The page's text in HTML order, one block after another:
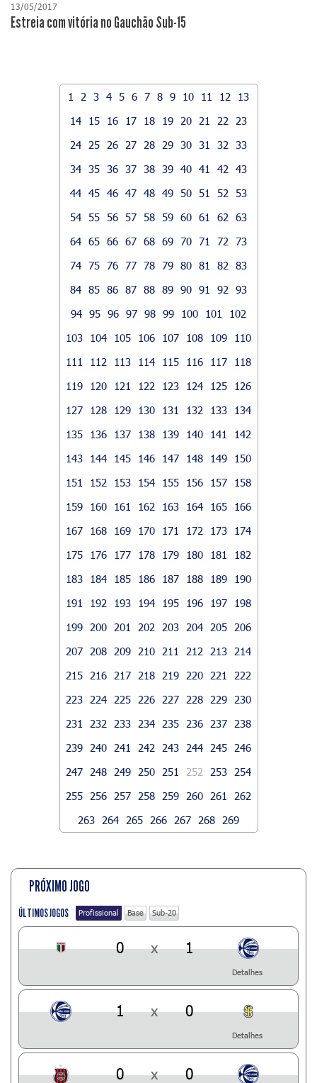
13/05/2017
Estreia com vitória no Gauchão Sub-15
1 2 3 4 5 6 7 8 9 10 11 12
13
14
15 16 17 18 19 20 21 22
23
24
25 26 27 28 29 30 31 32
33
34 35 36 37 38 39 40 41 42
43
44 45 46 47 48 49 50 51 52
53
54 55 56 57 58 59 60 61 62
63
64 65 66 67 68 69 70 71 72
73
74 75 76 77 78 79 80 81 82
83
84 85 86 87 88 89 90 91 92
93
94 95 96 97 98 99 100 101
102
103
104 105 106 107 108 109
110
111
112 113 114 115 116 117
118
119
120 121 122 123 124 125
126
127
128 129 130 131 132 133
134
135
136 137 138 139 140 141
142
143
144 145 146 147 148 149
150
151
152 153 154 155 156 157
158
159
160 161 162 163 164 165
166
167
168 169 170 171 172 173
174
175
176 177 178 179 180 181
182
183
184 185 186 187 188 189
190
191
192 193 194 195 196 197
198
199
200 201 202 203 204 205
206
207
208 209 210 211 212 213
214
215
216 217 218 219 220 221
222
223
224 225 226 227 228 229
230
231
232 233 234 235 236 237
238
239
240 241 242 243 244 245
246
247
248 249 250 251 252 253
254
255
256 257 258 259 260 261
262
263
264 265 266 267 268 269
PRÓXIMO JOGO
ÚLTIMOS JOGOS Profissional Base Sub-20
0 x 1
Detalhes
1 x 0
Detalhes
0 x 0